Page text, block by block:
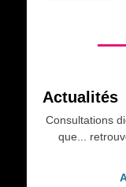
Actualités
Consultations
que...